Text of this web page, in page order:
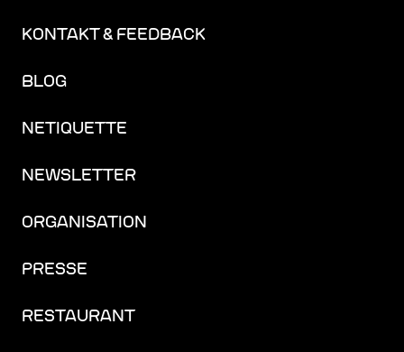
KONTAKT & FEEDBACK
BLOG
NETIQUETTE
NEWSLETTER
ORGANISATION
PRESSE
RESTAURANT